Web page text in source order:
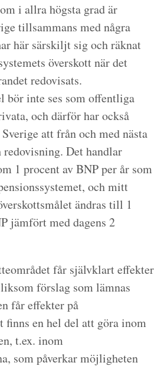
i allra högsta grad är
tillsammans med några
här särskiljt sig och räknat
överskott när det
redovisats.
bör inte ses som offentliga
och därför har också
att från och med nästa
Det handlar
1 procent av BNP per år som
och mitt
ändras till 1
jämfört med dagens 2
får självklart effekter
förslag som lämnas
får effekter på
finns en hel del att göra inom
t.ex. inom
som påverkar möjligheten